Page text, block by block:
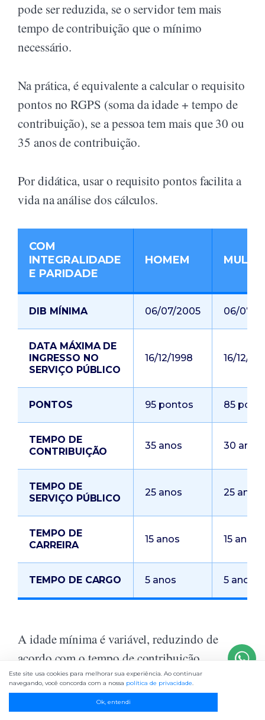
pode ser reduzida, se o servidor tem mais
tempo de contribuição que o mínimo
necessário.
Na prática, é equivalente a calcular o requisito
pontos no RGPS (soma da idade + tempo de
contribuição), se a pessoa tem mais que 30 ou
35 anos de contribuição.
Por didática, usar o requisito pontos facilita a
vida na análise dos cálculos.
COM
INTEGRALIDADE
E PARIDADE
HOMEM
DIB MÍNIMA 06/07/2005 06/07/
DATA MÁXIMA DE
INGRESSO NO
SERVIÇO PÚBLICO
16/12/1998 16/12/
PONTOS 95 pontos 85
TEMPO DE
CONTRIBUIÇÃO
35 anos 30 anos
TEMPO DE
SERVIÇO PÚBLICO
25 anos 25 anos
TEMPO DE
CARREIRA
15 anos 15 anos
TEMPO DE CARGO 5 anos 5 anos
A idade mínima é variável, reduzindo de
acordo com o tempo de contribuição.
Pela letra da lei a idade mínima começa em 55
anos mulher e 60 anos homem.
Este site usa cookies para melhorar sua experiência. Ao continuar
navegando, você concorda com a nossa política de privacidade.
Ok, entendi